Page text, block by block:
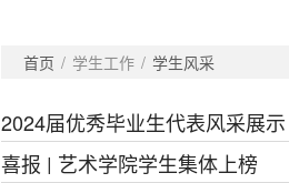
首页 / 学生工作 / 学生风采
2024届优秀毕业生代表风采展示
喜报 | 艺术学院学生集体上榜